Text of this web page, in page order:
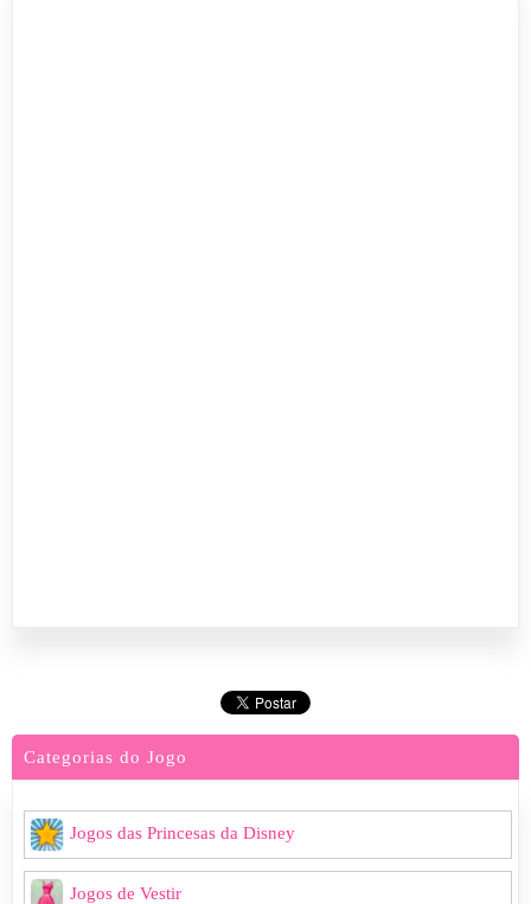
Categorias do Jogo
Jogos das Princesas da Disney
Jogos de Vestir